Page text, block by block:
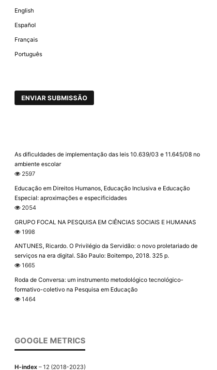
English
Español
Français
Português
ENVIAR SUBMISSÃO
As dificuldades de implementação das leis 10.639/03 e 11.645/08 no
ambiente escolar
2597
Educação em Direitos Humanos, Educação Inclusiva e Educação
Especial: aproximações e especificidades
2054
GRUPO FOCAL NA PESQUISA EM CIÊNCIAS SOCIAIS E HUMANAS
1998
ANTUNES, Ricardo. O Privilégio da Servidão: o novo proletariado de
serviços na era digital. São Paulo: Boitempo, 2018. 325 p.
1665
Roda de Conversa: um instrumento metodológico tecnológico-
formativo-coletivo na Pesquisa em Educação
1464
GOOGLE METRICS
H-index – 12 (2018-2023)